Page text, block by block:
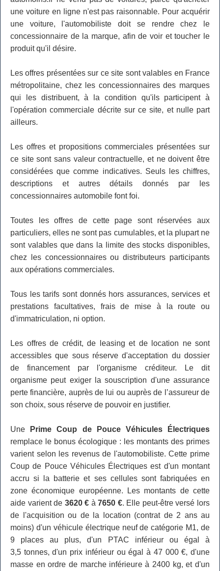
une voiture en ligne n'est pas raisonnable. Pour acquérir
une voiture, l'automobiliste doit se rendre chez le
concessionnaire de la marque, afin de voir et toucher le
produit qu'il désire.
Les offres présentées sur ce site sont valables en France
métropolitaine, chez les concessionnaires des marques
qui les distribuent, à la condition qu'ils participent à
l'opération commerciale décrite sur ce site, et nulle part
ailleurs.
Les offres et propositions commerciales présentées sur
ce site sont sans valeur contractuelle, et ne doivent être
considérées que comme indicatives. Seuls les chiffres,
descriptions et autres détails donnés par les
concessionnaires automobile font foi.
Toutes les offres de cette page sont réservées aux
particuliers, elles ne sont pas cumulables, et la plupart ne
sont valables que dans la limite des stocks disponibles,
chez les concessionnaires ou distributeurs participants
aux opérations commerciales.
Tous les tarifs sont donnés hors assurances, services et
prestations facultatives, frais de mise à la route ou
d'immatriculation, ni option.
Les offres de crédit, de leasing et de location ne sont
accessibles que sous réserve d'acceptation du dossier
de financement par l'organisme créditeur. Le dit
organisme peut exiger la souscription d'une assurance
perte financière, auprès de lui ou auprès de l’assureur de
son choix, sous réserve de pouvoir en justifier.
Une
Prime Coup de Pouce Véhicules Électriques
remplace le bonus écologique : les montants des primes
varient selon les revenus de l'automobiliste. Cette prime
Coup de Pouce Véhicules Électriques est d'un montant
accru si la batterie et ses cellules sont fabriquées en
zone économique européenne. Les montants de cette
aide varient de 3620 € à7650 €. Elle peut-être versé lors
de l'acquisition ou de la location (contrat de 2 ans au
moins) d'un véhicule électrique neuf de catégorie M1, de
9 places au plus, d'un PTAC inférieur ou égal à
3,5 tonnes, d'un prix inférieur ou égal à 47 000 €, d'une
masse en ordre de marche inférieure à 2400 kg, et d'un